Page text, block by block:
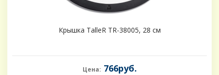
Крышка TalleR TR-38005, 28 см
Цена: 766руб.